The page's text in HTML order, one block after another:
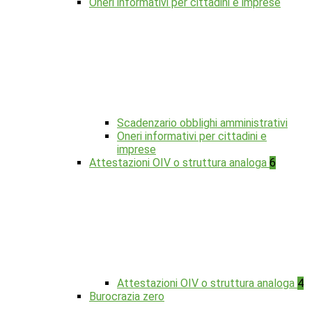
Scadenzario obblighi amministrativi
Oneri informativi per cittadini e
imprese
Attestazioni OIV o struttura analoga 6
Attestazioni OIV o struttura analoga 4
Burocrazia zero